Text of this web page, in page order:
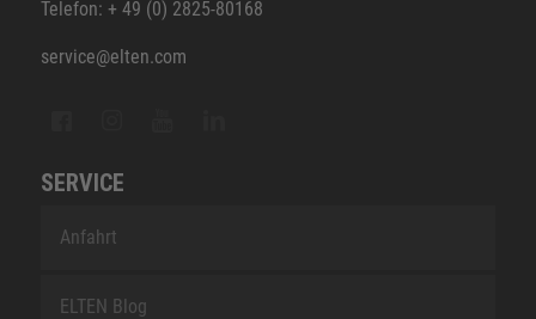
Telefon: + 49 (0) 2825-80168
service@elten.com
SERVICE
Anfahrt
ELTEN Blog